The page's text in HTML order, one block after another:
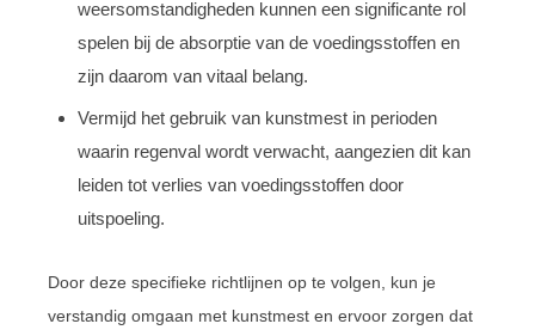
weersomstandigheden kunnen een significante rol
spelen bij de absorptie van de voedingsstoffen en
zijn daarom van vitaal belang.
Vermijd het gebruik van kunstmest in perioden
waarin regenval wordt verwacht, aangezien dit kan
leiden tot verlies van voedingsstoffen door
uitspoeling.
Door deze specifieke richtlijnen op te volgen, kun je
verstandig omgaan met kunstmest en ervoor zorgen dat